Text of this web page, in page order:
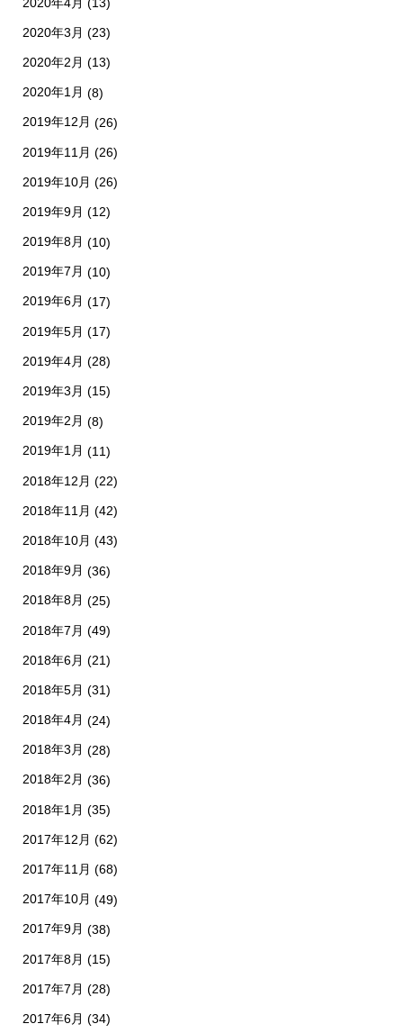
2020年3月 (23)
2020年2月 (13)
2020年1月 (8)
2019年12月 (26)
2019年11月 (26)
2019年10月 (26)
2019年9月 (12)
2019年8月 (10)
2019年7月 (10)
2019年6月 (17)
2019年5月 (17)
2019年4月 (28)
2019年3月 (15)
2019年2月 (8)
2019年1月 (11)
2018年12月 (22)
2018年11月 (42)
2018年10月 (43)
2018年9月 (36)
2018年8月 (25)
2018年7月 (49)
2018年6月 (21)
2018年5月 (31)
2018年4月 (24)
2018年3月 (28)
2018年2月 (36)
2018年1月 (35)
2017年12月 (62)
2017年11月 (68)
2017年10月 (49)
2017年9月 (38)
2017年8月 (15)
2017年7月 (28)
2017年6月 (34)